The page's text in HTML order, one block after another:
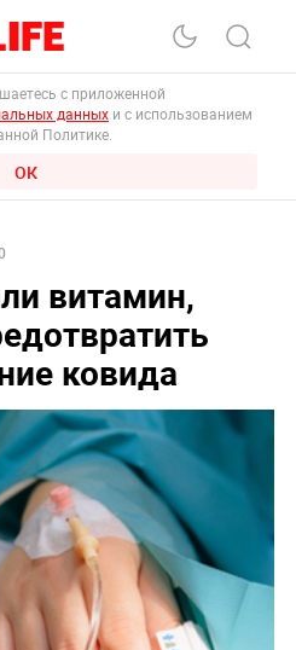
с приложенной
данных и с использованием
Политике.
ОК
витамин,
ковида